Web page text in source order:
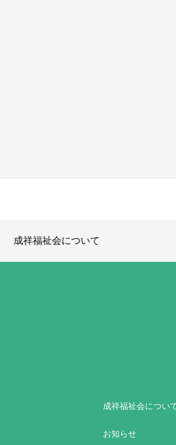
福祉会について
成祥福祉会につい
お知らせ